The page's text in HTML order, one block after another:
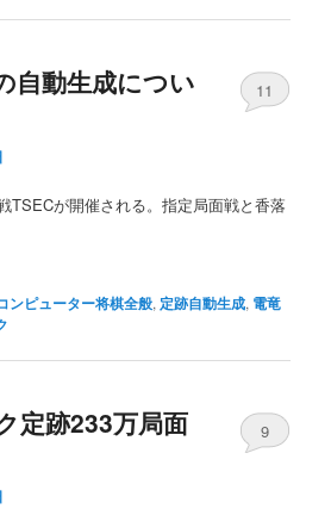
自動生成につい
11
TSECが開催される。指定局面戦と香落
ンピューター将棋全般, 定跡自動生成, 電竜
定跡233万局面
9